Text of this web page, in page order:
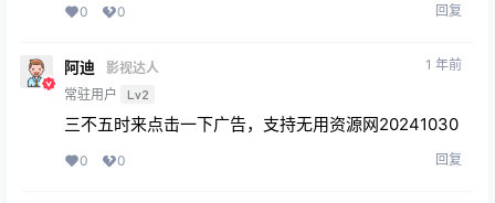
0 0 回复
阿迪
影视达人
常驻用户
Lv2
1 年前
三不五时来点击一下广告，支持无用资源网20241030
0 0 回复